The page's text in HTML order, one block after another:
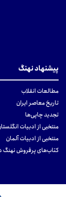
پیشنهاد نهنگ
مطالعات انقلاب
تاریخ معاصر ایران
تجدید چاپی‌ها
منتخبی از ادبیات
منتخبی از ادبیات آلمان
کتاب‌های پرفروش نهنگ